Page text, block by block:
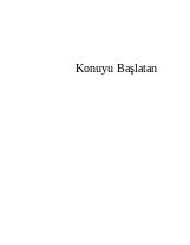
Konuyu Başlatan